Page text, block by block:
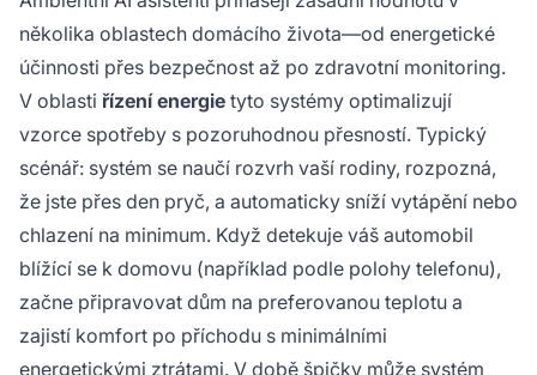
několika oblastech domácího života—od energetické
účinnosti přes bezpečnost až po zdravotní monitoring.
V oblasti řízení energie tyto systémy optimalizují
vzorce spotřeby s pozoruhodnou přesností. Typický
scénář: systém se naučí rozvrh vaší rodiny, rozpozná,
že jste přes den pryč, a automaticky sníží vytápění nebo
chlazení na minimum. Když detekuje váš automobil
blížící se k domovu (například podle polohy telefonu),
začne připravovat dům na preferovanou teplotu a
zajistí komfort po příchodu s minimálními
energetickými ztrátami. V době špičky může systém